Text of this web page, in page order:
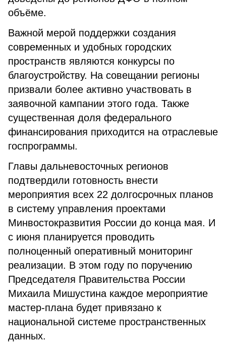
объёме.
Важной мерой поддержки создания
современных и удобных городских
пространств являются конкурсы по
благоустройству. На совещании регионы
призвали более активно участвовать в
заявочной кампании этого года. Также
существенная доля федерального
финансирования приходится на отраслевые
госпрограммы.
Главы дальневосточных регионов
подтвердили готовность внести
мероприятия всех 22 долгосрочных планов
в систему управления проектами
Минвостокразвития России до конца мая. И
с июня планируется проводить
полноценный оперативный мониторинг
реализации. В этом году по поручению
Председателя Правительства России
Михаила Мишустина каждое мероприятие
мастер-плана будет привязано к
национальной системе пространственных
данных.